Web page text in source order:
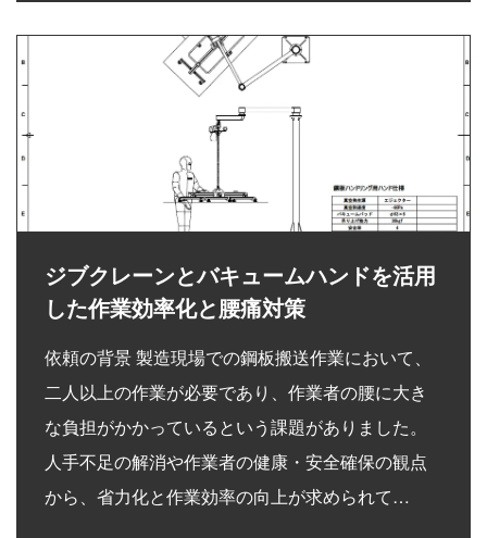
ジブクレーンとバキュームハンドを活用
した作業効率化と腰痛対策
依頼の背景 製造現場での鋼板搬送作業において、
二人以上の作業が必要であり、作業者の腰に大き
な負担がかかっているという課題がありました。
人手不足の解消や作業者の健康・安全確保の観点
から、省力化と作業効率の向上が求められて…